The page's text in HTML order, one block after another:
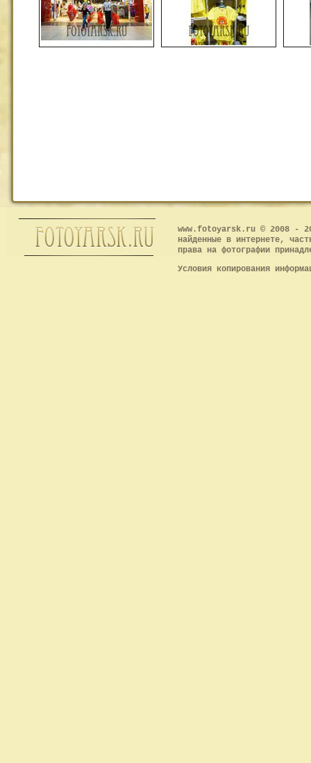
www.fotoyarsk.ru © 2008 -
найденные в интернете,
права на фотографии
Условия копирования